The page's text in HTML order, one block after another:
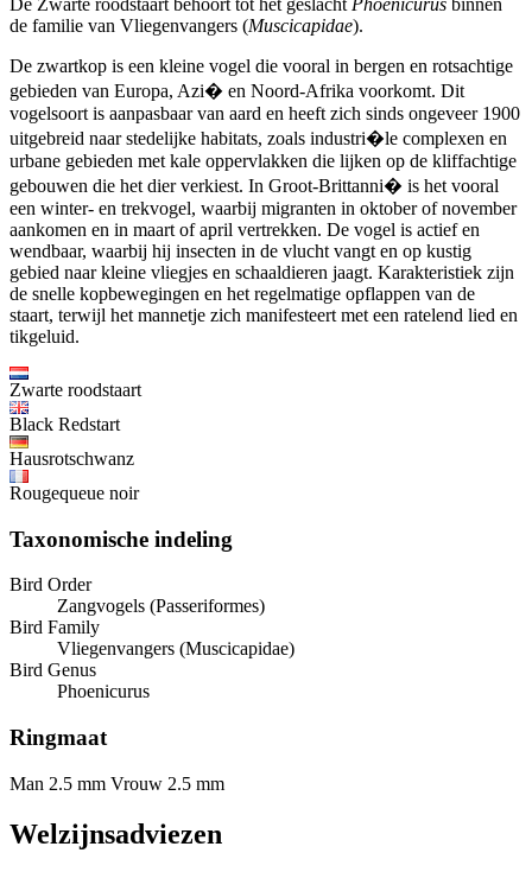
De Zwarte roodstaart behoort tot het geslacht Phoenicurus binnen
de familie van Vliegenvangers (Muscicapidae).
De zwartkop is een kleine vogel die vooral in bergen en rotsachtige
gebieden van Europa, Azi� en Noord-Afrika voorkomt. Dit
vogelsoort is aanpasbaar van aard en heeft zich sinds ongeveer 1900
uitgebreid naar stedelijke habitats, zoals industri�le complexen en
urbane gebieden met kale oppervlakken die lijken op de kliffachtige
gebouwen die het dier verkiest. In Groot-Brittanni� is het vooral
een winter- en trekvogel, waarbij migranten in oktober of november
aankomen en in maart of april vertrekken. De vogel is actief en
wendbaar, waarbij hij insecten in de vlucht vangt en op kustig
gebied naar kleine vliegjes en schaaldieren jaagt. Karakteristiek zijn
de snelle kopbewegingen en het regelmatige opflappen van de
staart, terwijl het mannetje zich manifesteert met een ratelend lied en
tikgeluid.
Zwarte roodstaart
Black Redstart
Hausrotschwanz
Rougequeue noir
Taxonomische indeling
Bird Order
Zangvogels (Passeriformes)
Bird Family
Vliegenvangers (Muscicapidae)
Bird Genus
Phoenicurus
Ringmaat
Man 2.5 mm Vrouw 2.5 mm
Welzijnsadviezen